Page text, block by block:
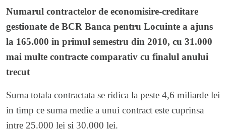
Numarul contractelor de economisire-creditare
gestionate de BCR Banca pentru Locuinte a ajuns
la 165.000 in primul semestru din 2010, cu 31.000
mai multe contracte comparativ cu finalul anului
trecut
Suma totala contractata se ridica la peste 4,6 miliarde lei
in timp ce suma medie a unui contract este cuprinsa
intre 25.000 lei si 30.000 lei.